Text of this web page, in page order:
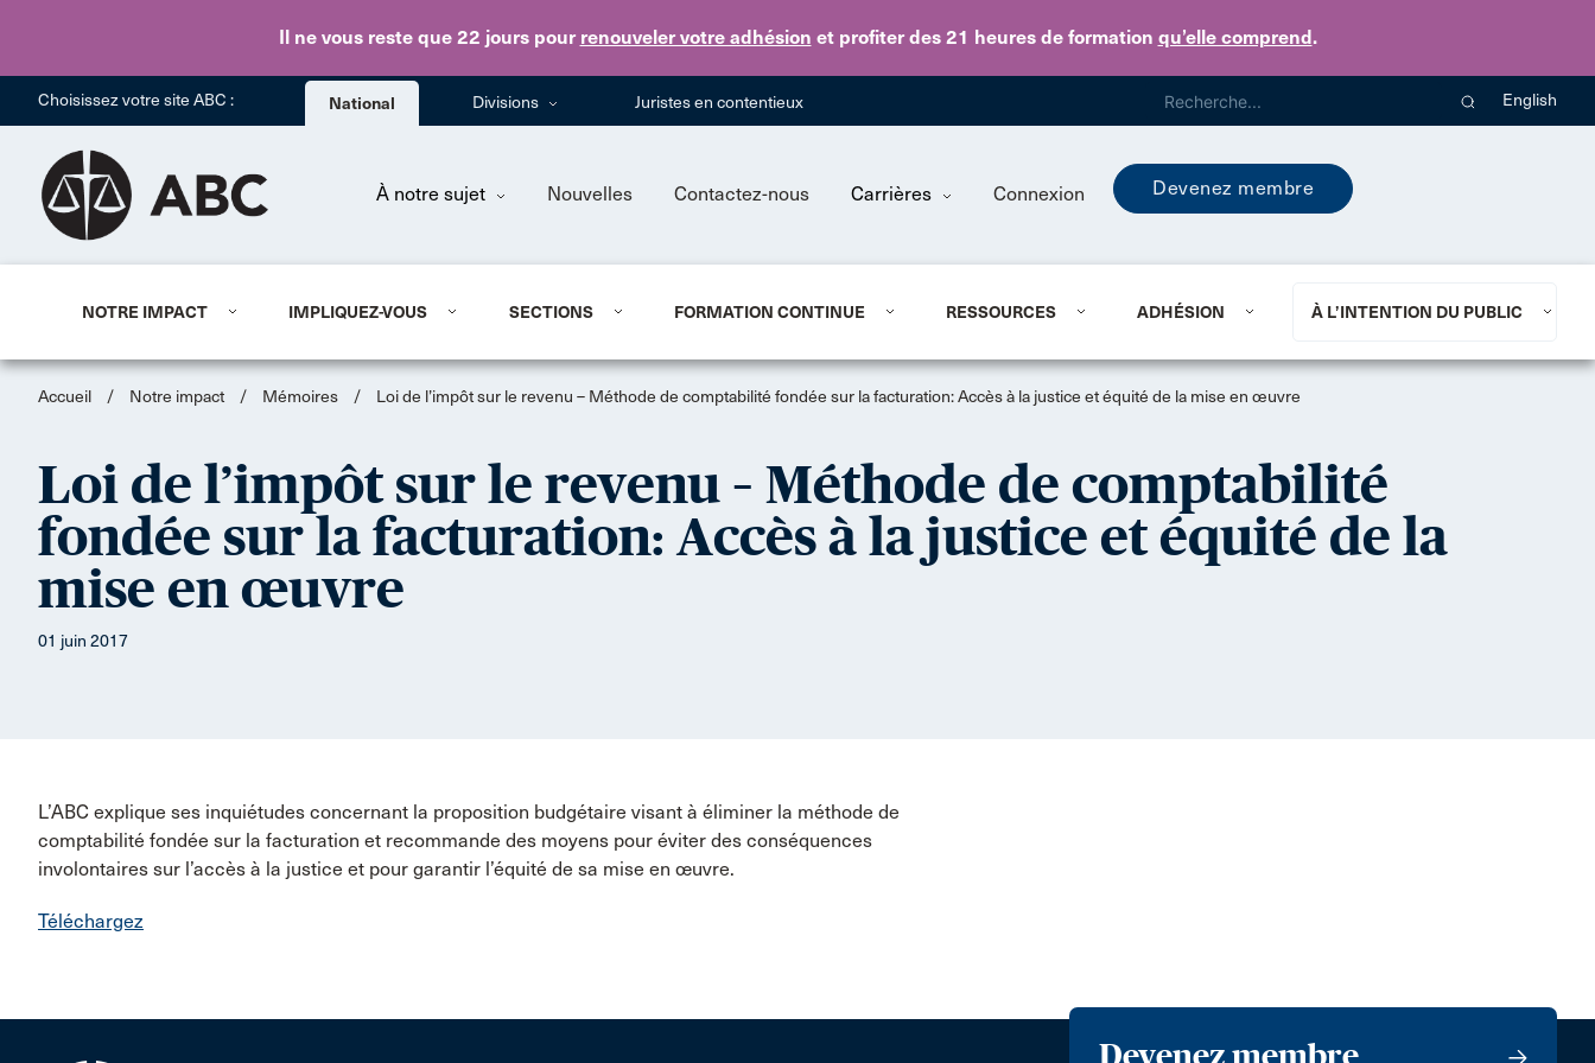
Il ne vous reste que 22 jourspour renouveler votre adhésion et profiter des 21 heures de formation qu’elle comprend.
Skip to main content
Choisissez votre site ABC : National Divisions Juristes en contentieux English
À notre sujet Nouvelles Contactez-nous Carrières Connexion Devenez membre
NOTRE IMPACT IMPLIQUEZ-VOUS SECTIONS FORMATION CONTINUE RESSOURCES ADHÉSION À L’INTENTION DU PUBLIC
Accueil / Notre impact / Mémoires / Loi de l’impôt sur le revenu – Méthode de comptabilité fondée sur la facturation: Accès à la justice et équité de la mise en œuvre
Loi de l’impôt sur le revenu – Méthode de comptabilité
fondée sur la facturation: Accès à la justice et équité de la
mise en œuvre
01 juin 2017
L’ABC explique ses inquiétudes concernant la proposition budgétaire visant à éliminer la méthode de
comptabilité fondée sur la facturation et recommande des moyens pour éviter des conséquences
involontaires sur l’accès à la justice et pour garantir l’équité de sa mise en œuvre.
Téléchargez
Devenez membre